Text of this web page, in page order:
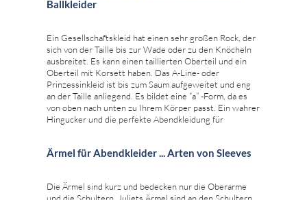
Ballkleider
Ein Gesellschaftskleid hat einen sehr großen Rock, der
sich von der Taille bis zur Wade oder zu den Knöcheln
ausbreitet. Es kann einen taillierten Oberteil und ein
Oberteil mit Korsett haben. Das A-Line- oder
Prinzessinkleid ist bis zum Saum aufgeweitet und eng
an der Taille anliegend. Es bildet eine “a” -Form, da es
von oben nach unten zu Ihrem Körper passt. Ein wahrer
Hingucker und die perfekte Abendkleidung für
Ärmel für Abendkleider ... Arten von Sleeves
Die Ärmel sind kurz und bedecken nur die Oberarme